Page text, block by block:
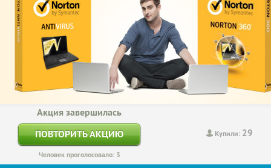
Купили: 29
Акция завершилась
ПОВТОРИТЬ АКЦИЮ
Человек проголосовало: 3